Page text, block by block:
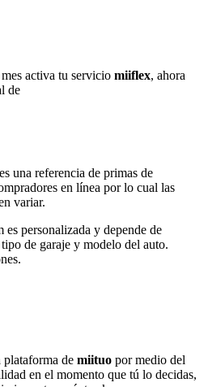
activa tu servicio miiflex, ahora
de
una referencia de primas de
en línea por lo cual las
variar.
personalizada y depende de
de garaje y modelo del auto.
plataforma de miituo por medio del
en el momento que tú lo decidas,